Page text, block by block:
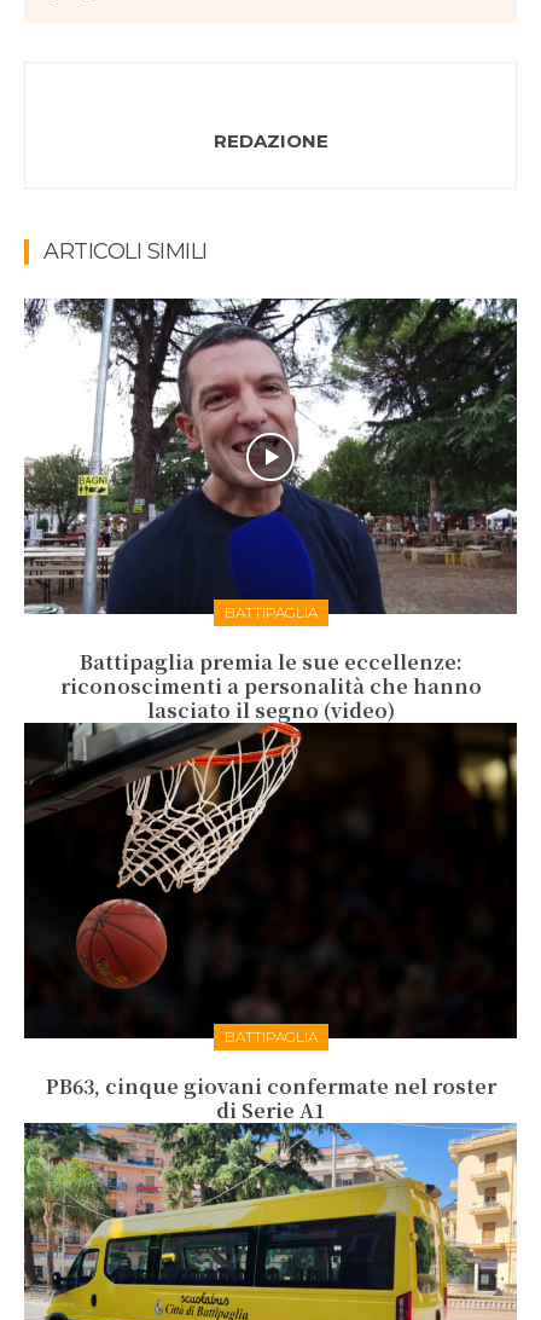
REDAZIONE
ARTICOLI SIMILI
BATTIPAGLIA
Battipaglia premia le sue eccellenze:
riconoscimenti a personalità che hanno
lasciato il segno (video)
BATTIPAGLIA
PB63, cinque giovani confermate nel roster
di Serie A1